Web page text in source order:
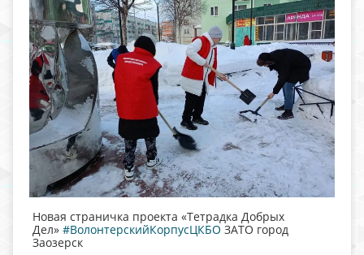
Новая страничка проекта «Тетрадка Добрых
Дел» #ВолонтерскийКорпусЦКБО ЗАТО город
Заозерск